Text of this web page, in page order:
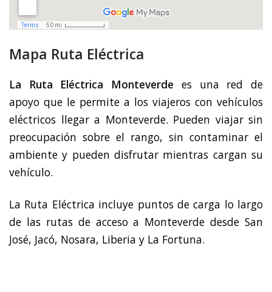
Mapa Ruta Eléctrica
La Ruta Eléctrica Monteverde es una red de
apoyo que le permite a los viajeros con vehículos
eléctricos llegar a Monteverde. Pueden viajar sin
preocupación sobre el rango, sin contaminar el
ambiente y pueden disfrutar mientras cargan su
vehículo.
La Ruta Eléctrica incluye puntos de carga lo largo
de las rutas de acceso a Monteverde desde San
José, Jacó, Nosara, Liberia y La Fortuna.